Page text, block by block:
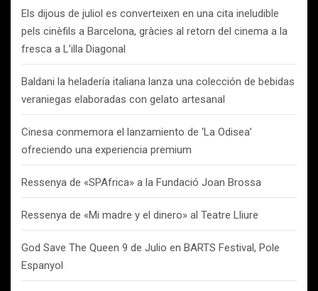
Els dijous de juliol es converteixen en una cita ineludible
pels cinèfils a Barcelona, gràcies al retorn del cinema a la
fresca a L’illa Diagonal
Baldani la heladería italiana lanza una colección de bebidas
veraniegas elaboradas con gelato artesanal
Cinesa conmemora el lanzamiento de ‘La Odisea’
ofreciendo una experiencia premium
Ressenya de «SPAfrica» a la Fundació Joan Brossa
Ressenya de «Mi madre y el dinero» al Teatre Lliure
God Save The Queen 9 de Julio en BARTS Festival, Pole
Espanyol